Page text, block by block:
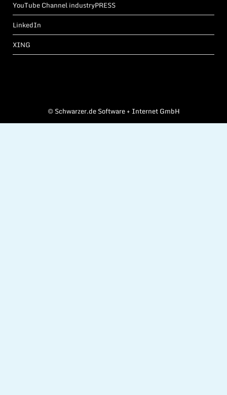
YouTube Channel industryPRESS
LinkedIn
XING
©Schwarzer.de Software + Internet GmbH